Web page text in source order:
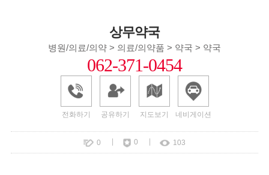
상무약국
병원/의료/의약 > 의료/의약품 > 약국 > 약국
062-371-0454
전화하기 공유하기 지도보기 네비게이션
0 0 103